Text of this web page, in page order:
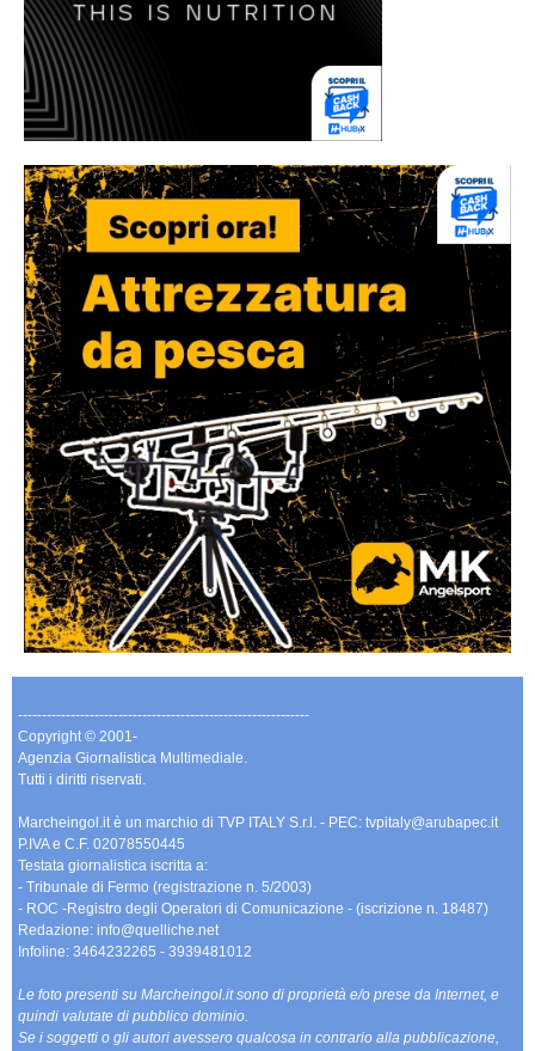
-------------------------------------------------------------
Copyright © 2001-
Agenzia Giornalistica Multimediale.
Tutti i diritti riservati.
Marcheingol.it è un marchio di TVP ITALY S.r.l. - PEC: tvpitaly@arubapec.it
P.IVA e C.F. 02078550445
Testata giornalistica iscritta a:
- Tribunale di Fermo (registrazione n. 5/2003)
- ROC -Registro degli Operatori di Comunicazione - (iscrizione n. 18487)
Redazione: info@quelliche.net
Infoline: 3464232265 - 3939481012
Le foto presenti su Marcheingol.it sono di proprietà e/o prese da Internet, e
quindi valutate di pubblico dominio.
Se i soggetti o gli autori avessero qualcosa in contrario alla pubblicazione,